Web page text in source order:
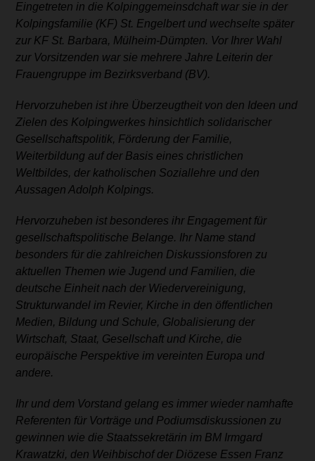
Eingetreten in die Kolpinggemeinsdchaft war sie in der
Kolpingsfamilie (KF) St. Engelbert und wechseltespäter
zur KF St. Barbara, Mülheim-Dümpten. Vor Ihrer Wahl
zur Vorsitzenden war sie mehrere Jahre Leiterin der
Frauengruppe im Bezirksverband (BV).
Hervorzuheben ist ihre Überzeugtheit von den Ideen und
Zielen des Kolpingwerkes hinsichtlich solidarischer
Gesellschaftspolitik, Förderung der Familie,
Weiterbildung auf der Basis eines christlichen
Weltbildes, der katholischen Soziallehre und den
AussagenAdolph Kolpings.
Hervorzuheben ist besonderes ihr Engagement für
gesellschaftspolitische Belange. Ihr Namestand
besonders für die zahlreichen Diskussionsforen zu
aktuellen Themen wie Jugend und Familien, die
deutsche Einheit nach der Wiedervereinigung,
Strukturwandel im Revier, Kirche in den öffentlichen
Medien, Bildung und Schule, Globalisierung der
Wirtschaft, Staat, Gesellschaft und Kirche, die
europäische Perspektive im vereinten Europa und
andere.
Ihr und dem Vorstand gelang es immer wieder namhafte
Referenten für Vorträge und Podiumsdiskussionen zu
gewinnen wie die Staatssekretärin im BM Irmgard
Krawatzki, den Weihbischof der Diözese Essen Franz